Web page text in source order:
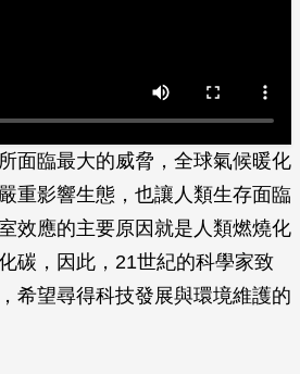
面臨最大的威脅，全球氣候暖化
重影響生態，也讓人類生存面臨
效應的主要原因就是人類燃燒化
碳，因此，21世紀的科學家致
希望尋得科技發展與環境維護的